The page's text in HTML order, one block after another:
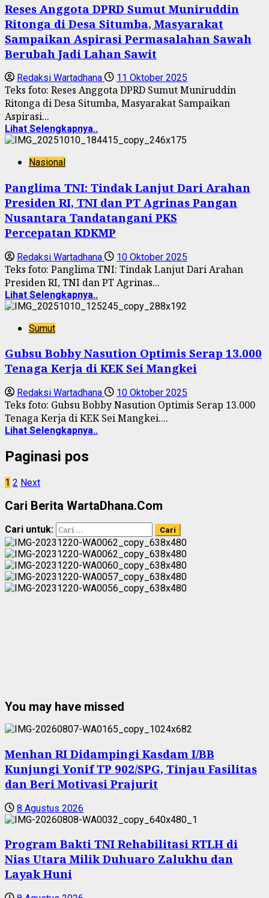
Reses Anggota DPRD Sumut Muniruddin
Ritonga di Desa Situmba, Masyarakat
Sampaikan Aspirasi Permasalahan Sawah
Berubah Jadi Lahan Sawit
Redaksi Wartadhana 11 Oktober 2025
Teks foto: Reses Anggota DPRD Sumut Muniruddin
Ritonga di Desa Situmba, Masyarakat Sampaikan
Aspirasi...
Lihat Selengkapnya..
Nasional
Panglima TNI: Tindak Lanjut Dari Arahan
Presiden RI, TNI dan PT Agrinas Pangan
Nusantara Tandatangani PKS
Percepatan KDKMP
Redaksi Wartadhana 10 Oktober 2025
Teks foto: Panglima TNI: Tindak Lanjut Dari Arahan
Presiden RI, TNI dan PT Agrinas...
Lihat Selengkapnya..
Sumut
Gubsu Bobby Nasution Optimis Serap 13.000
Tenaga Kerja di KEK Sei Mangkei
Redaksi Wartadhana 10 Oktober 2025
Teks foto: Gubsu Bobby Nasution Optimis Serap 13.000
Tenaga Kerja di KEK Sei Mangkei....
Lihat Selengkapnya..
Paginasi pos
1 2 Next
Cari Berita WartaDhana.Com
Cari untuk:
You may have missed
Menhan RI Didampingi Kasdam I/BB
Kunjungi Yonif TP 902/SPG, Tinjau Fasilitas
dan Beri Motivasi Prajurit
8 Agustus 2026
Program Bakti TNI Rehabilitasi RTLH di
Nias Utara Milik Duhuaro Zalukhu dan
Layak Huni